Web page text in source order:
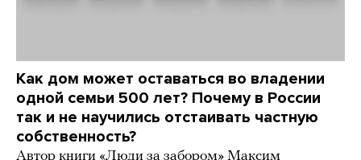
Как дом может оставаться во владении
одной семьи 500 лет? Почему в России
так и не научились отстаивать частную
собственность?
Автор книги «Люди за забором» Максим